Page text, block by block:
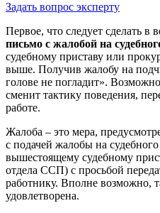
Задать вопрос эксперту
Первое, что следует сделать в
письмо с жалобой на
судебному приставу или
выше. Получив жалобу на
голове не погладит».
сменит тактику поведения,
работе.
Жалоба – это мера,
с подачей жалобы на
вышестоящему судебному
отдела ССП) с просьбой
работнику. Вполне возможно,
удовлетворена.